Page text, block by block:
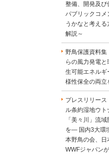
整備、開発及び
パブリックコメ
うかなと考える
解説～
野鳥保護資料
らの風力発電
生可能エネルギ
様性保全の両立
プレスリリー
ル条約湿地ウト
「美々川」流
を― 国内3大環
本野鳥の会、日
WWFジャパン